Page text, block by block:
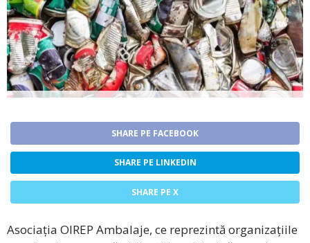
SHARE PE FACEBOOK
SHARE PE LINKEDIN
SHARE PE X
Asociația OIREP Ambalaje, ce reprezintă organizațiile